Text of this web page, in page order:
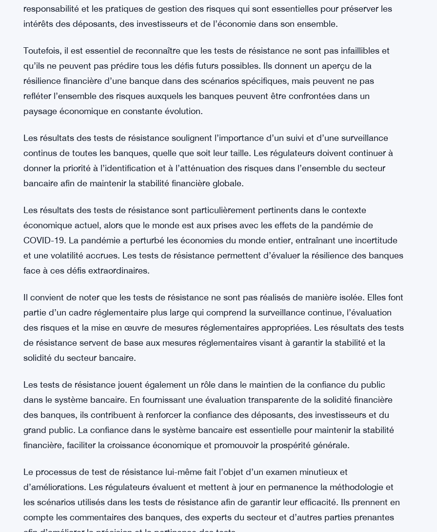
réglementaires et des exigences en matière de fonds propres pour les banques. Ils permettent
aux régulateurs d’identifier les vulnérabilités potentielles, de mettre en œuvre les réformes
pour atténuer les risques et maintenir la stabilité financière.
Les tests de résistance constituent un outil essentiel pour améliorer la santé globale du secteur
bancaire et renforcer la confiance dans le système financier. Elles favorisent la transparence, la
responsabilité et les pratiques de gestion des risques qui sont essentielles pour préserver les
Toutefois, il est essentiel de reconnaître que les tests de résistance ne sont pas infaillibles et
qu’ils ne peuvent pas prédire tous les défis futurs possibles. Ils donnent un aperçu de la
résilience financière d’une banque dans des scénarios spécifiques, mais peuvent ne pas
paysage économique en constante évolution.
Les résultats des tests de résistance soulignent l’importance d’un suivi et d’une surveillance
continus de toutes les banques, quelle que soit leur taille. Les régulateurs doivent continuer à
donner la priorité à l’identification et à l’atténuation des risques dans l’ensemble du secteur
Les résultats des tests de résistance sont particulièrement pertinents dans le contexte
économique actuel, alors que le monde est aux prises avec les effets de la pandémie de
COVID-19. La pandémie a perturbé les économies du monde entier, entraînant une incertitude
et une volatilité accrues. Les tests de résistance permettent d’évaluer la résilience des banques
Il convient de noter que les tests de résistance ne sont pas réalisés de manière isolée. Elles font
partie d’un cadre réglementaire plus large qui comprend la surveillance continue, l’évaluation
des risques et la mise en œuvre de mesures réglementaires appropriées. Les résultats des tests
de résistance servent de base aux mesures réglementaires visant à garantir la stabilité et la
Les tests de résistance jouent également un rôle dans le maintien de la confiance du public
dans le système bancaire. En fournissant une évaluation transparente de la solidité financière
des banques, ils contribuent à renforcer la confiance des déposants, des investisseurs et du